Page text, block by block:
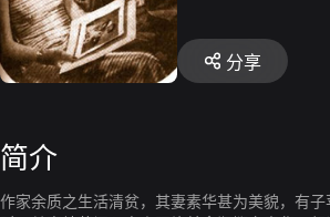
分享
简介
作家余质之生活清贫，其妻素华甚为美貌，有